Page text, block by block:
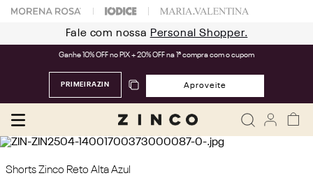
Fale com nossa Personal Shopper.
Ganhe 10% OFF no PIX + 20% OFF na 1ª compra com o cupom
PRIMEIRAZIN Aproveite
Shorts Zinco Reto Alta Azul